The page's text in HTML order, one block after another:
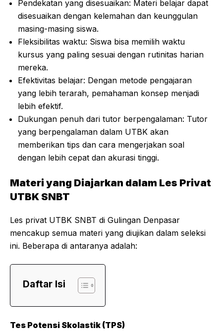
Pendekatan yang disesuaikan: Materi belajar dapat
disesuaikan dengan kelemahan dan keunggulan
masing-masing siswa.
Fleksibilitas waktu: Siswa bisa memilih waktu
kursus yang paling sesuai dengan rutinitas harian
mereka.
Efektivitas belajar: Dengan metode pengajaran
yang lebih terarah, pemahaman konsep menjadi
lebih efektif.
Dukungan penuh dari tutor berpengalaman: Tutor
yang berpengalaman dalam UTBK akan
memberikan tips dan cara mengerjakan soal
dengan lebih cepat dan akurasi tinggi.
Materi yang Diajarkan dalam Les Privat
UTBK SNBT
Les privat UTBK SNBT di Gulingan Denpasar
mencakup semua materi yang diujikan dalam seleksi
ini. Beberapa di antaranya adalah:
Daftar Isi
Tes Potensi Skolastik (TPS)